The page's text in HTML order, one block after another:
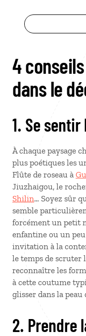
4
dans le
1. Se
À chaque paysage
plus poétiques les
Flûte de roseau à
Jiuzhaigou, le
Shilin… Soyez sûr
semble
forcément un petit
enfantine ou un peu
invitation à la
le temps de scruter
reconnaître les
à cette coutume
glisser dans la peau
2.